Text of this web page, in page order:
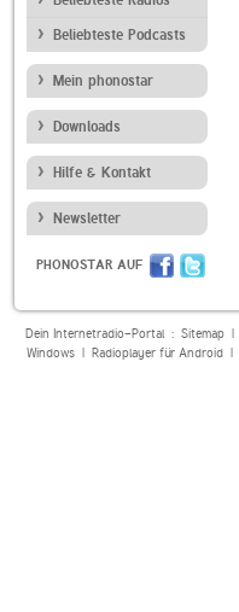
Beliebteste Podcasts
Mein phonostar
Downloads
Hilfe & Kontakt
Newsletter
PHONOSTAR AUF
Dein Internetradio-Portal : Sitemap|
Windows| Radioplayer für Android|